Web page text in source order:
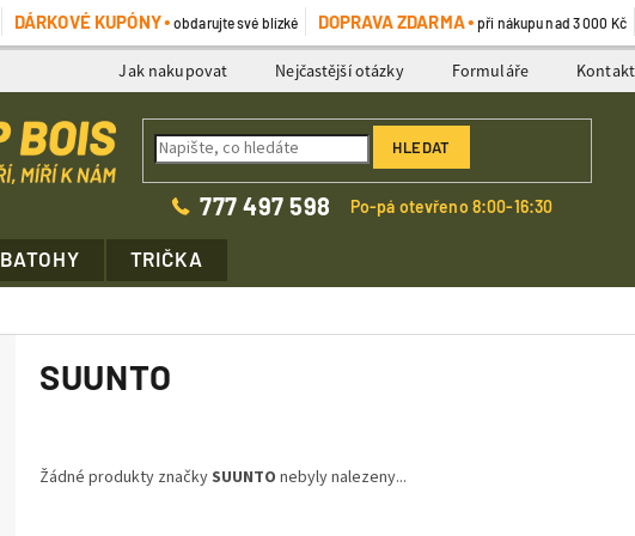
DÁRKOVÉ KUPÓNY obdarujte své blízké DOPRAVA ZDARMA při nákupu nad 3 000 Kč
Jak nakupovat Nejčastější otázky Formuláře
HLEDAT
777 497 598 Po-pá otevřeno 8:00-16:30
BATOHY TRIČKA
SUUNTO
Žádné produkty značkySUUNTO nebyly nalezeny...